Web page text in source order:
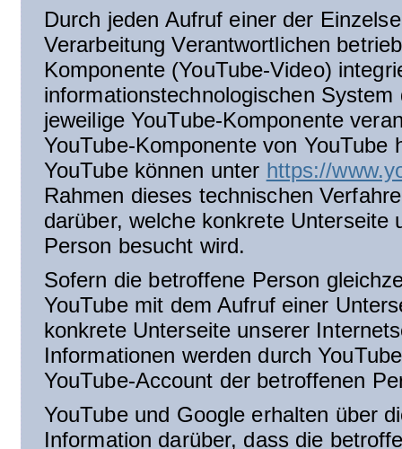
Durch jeden Aufruf einer der
Verarbeitung Verantwortlichen
Komponente (YouTube-Video)
informationstechnologischen
jeweilige YouTube-Komponente
YouTube-Komponente von
YouTube können unter https://
Rahmen dieses technischen
darüber, welche konkrete
Person besucht wird.
Sofern die betroffene Person
YouTube mit dem Aufruf einer
konkrete Unterseite unserer
Informationen werden durch
YouTube-Account der betroffenen
YouTube und Google erhalten über
Information darüber, dass die